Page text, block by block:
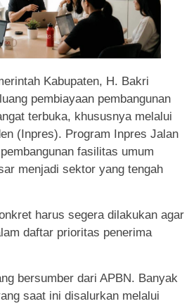
Kabupaten, H. Bakri
pembiayaan pembangunan
terbuka, khususnya melalui
(Inpres). Program Inpres Jalan
fasilitas umum
menjadi sektor yang tengah
harus segera dilakukan agar
daftar prioritas penerima
bersumber dari APBN. Banyak
saat ini disalurkan melalui